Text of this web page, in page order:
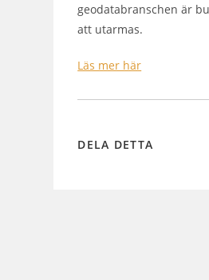
geodatabranschen är
att utarmas.
Läs mer här
DELA DETTA